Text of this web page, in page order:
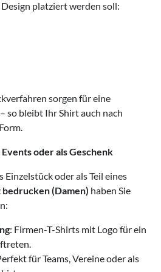
platziert werden soll:
sorgen für eine
so bleibt Ihr Shirt auch nach
oder als Geschenk
Einzelstück oder als Teil eines
bedrucken (Damen) haben Sie
: Firmen-T-Shirts mit Logo für ein
für Teams, Vereine oder als